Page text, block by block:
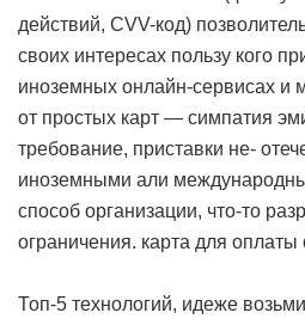
действий, CVV-код)
своих интересах пользу кого
иноземных онлайн-сервисах и
от простых карт — симпатия
требование, приставки не-
иноземными али
способ организации, что-то
ограничения. карта для
Топ-5 технологий, идеже